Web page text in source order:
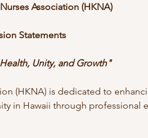
Association (HKNA)
Statements
Unity, and Growth"
(HKNA) is dedicated to
in Hawaii through professional